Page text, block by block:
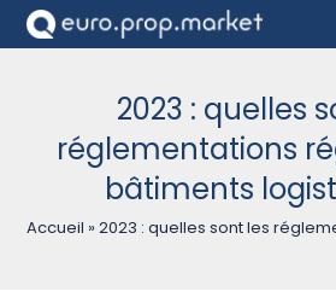
2023 : quelles
réglementations
bâtiments
Accueil »2023 : quelles sont les